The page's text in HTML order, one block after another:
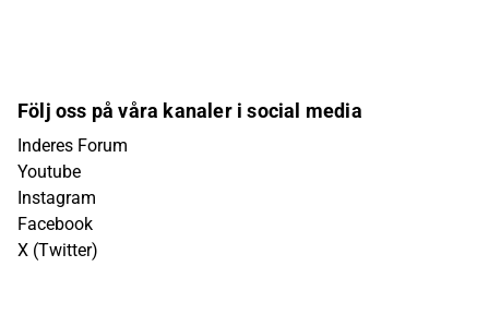
Följ oss på våra kanaler i social media
Inderes Forum
Youtube
Instagram
Facebook
X (Twitter)